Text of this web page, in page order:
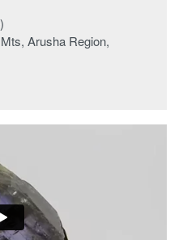
Arusha Region,